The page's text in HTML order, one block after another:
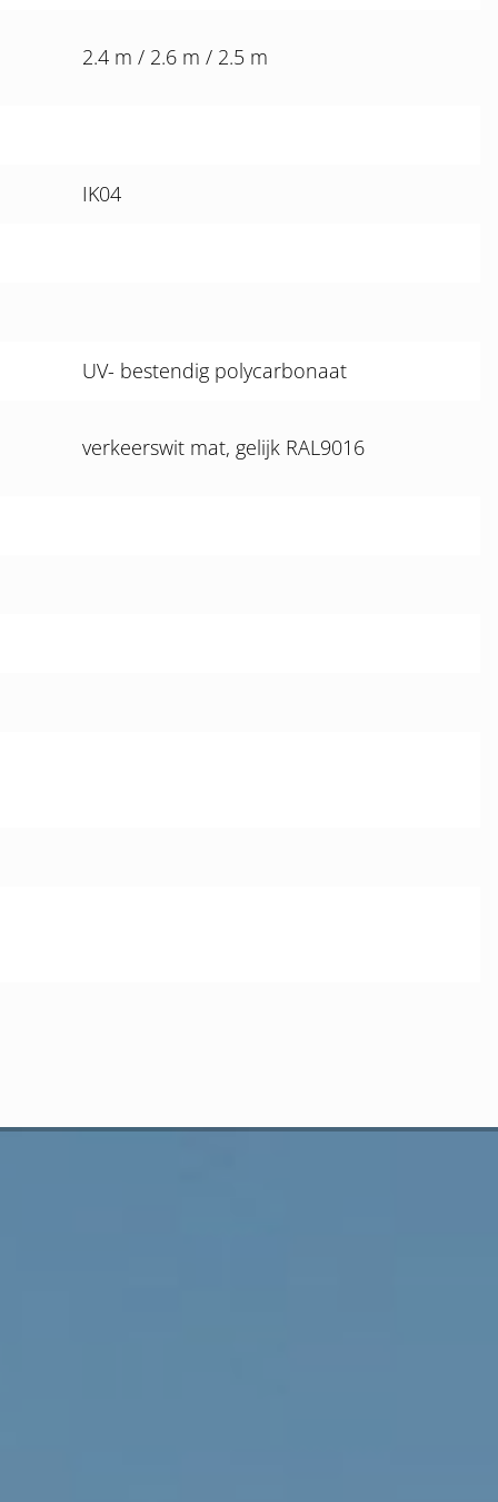
2.4 m / 2.6 m / 2.5 m
IK04
UV- bestendig polycarbonaat
verkeerswit mat, gelijk RAL9016